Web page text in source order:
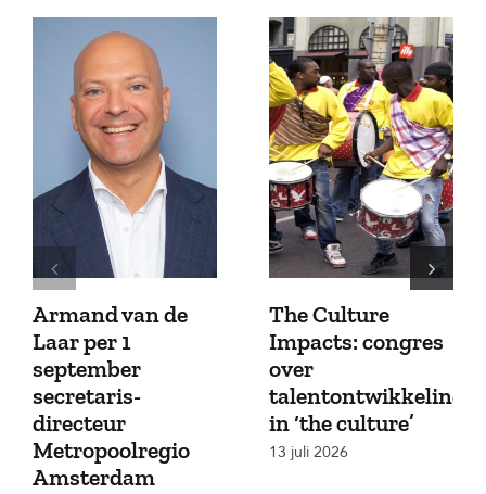
Armand van de
Laar per 1
september
secretaris-
directeur
Metropoolregio
Amsterdam
The Culture
Impacts: congres
over
talentontwikkeling
in ‘the culture’
13 juli 2026